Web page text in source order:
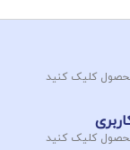
کلیک کنید
کلیک کنید